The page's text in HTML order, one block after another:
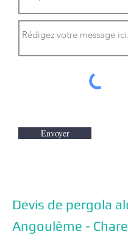
Envoyer
Devis de pergola
Angoulême -